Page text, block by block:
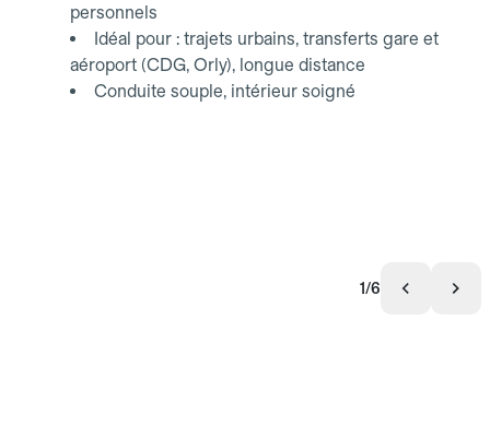
personnels
Idéal pour : trajets urbains, transferts gare et
aéroport (CDG, Orly), longue distance
Conduite souple, intérieur soigné
1/6